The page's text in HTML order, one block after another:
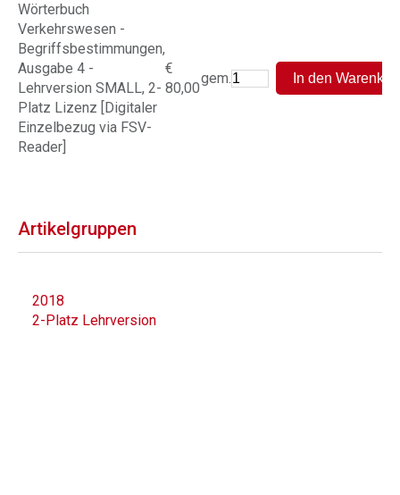
Wörterbuch
Verkehrswesen -
Begriffsbestimmungen,
Ausgabe 4 -
Lehrversion SMALL, 2-
Platz Lizenz [Digitaler
Einzelbezug via FSV-
Reader]
€
80,00
gem.
Artikelgruppen
2018
2-Platz Lehrversion